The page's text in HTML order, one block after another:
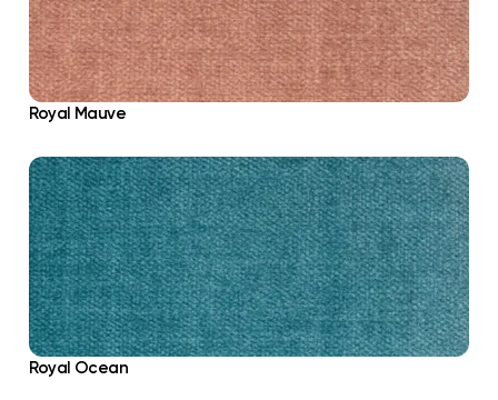
Royal Mauve
Royal Ocean